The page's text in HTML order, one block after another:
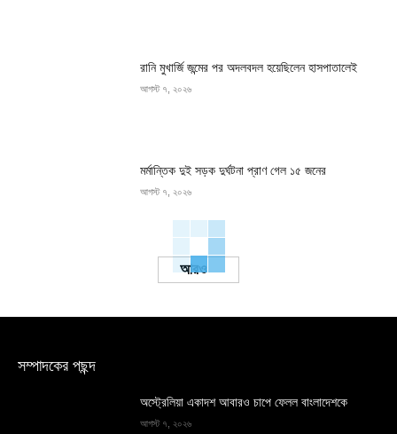
রানি মুখার্জি জন্মের পর অদলবদল হয়েছিলেন হাসপাতালেই
আগস্ট ৭, ২০২৬
মর্মান্তিক দুই সড়ক দুর্ঘটনা প্রাণ গেল ১৫ জনের
আগস্ট ৭, ২০২৬
Load more
সম্পাদকের পছন্দ
অস্ট্রেলিয়া একাদশ আবারও চাপে ফেলল বাংলাদেশকে
আগস্ট ৭, ২০২৬